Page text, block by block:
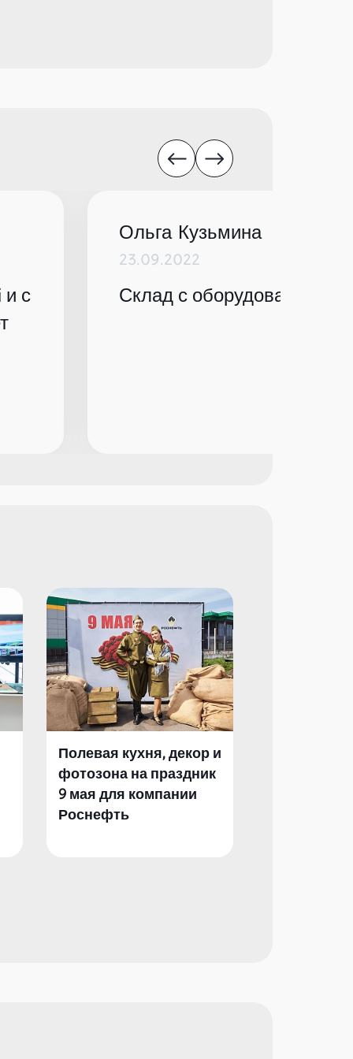
и с
Ольга Кузьмина
23.09.2022
Склад с оборудованием
Полевая кухня, декор и
фотозона на праздник
9 мая для компании
Роснефть